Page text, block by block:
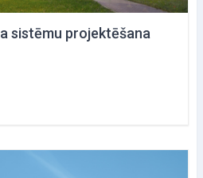
sistēmu projektēšana